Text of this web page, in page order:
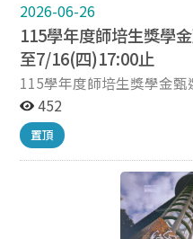
https://forms.gle/
限：115年8月10日（星期
17:00關閉） （二）備齊
室： 親自送達或掛號郵
116011 臺北市文山區指
育中心 （請於信封上
收件期限：115年8月10日
期恕不受理） 四、須繳交之申請文件（請依下列順序擺
放，勿使用釘書機裝訂）： 序 申請文件 說明 1 國立政
大學教師證書申請檢核表 正本 請黏貼國民身分證正、反
面影本；若因改名，致身
名不同者，須另檢附三個月內戶
2026-06-26
115學年度師培生獎學
至7/16(四)17:00止
115學年度師培生獎學金
獎學金甄選作業要點及申
至7/16(四)17:00止(郵寄報
格欲申請之師培生請備妥
提出申請，親自報名者請
8:00~12:00；下午
塘樓清潔打蠟作業，本中
中心網站公告為準)，檢送
452
置頂